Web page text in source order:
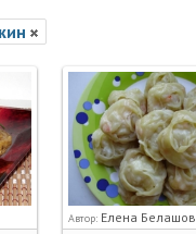
Автор: Елена